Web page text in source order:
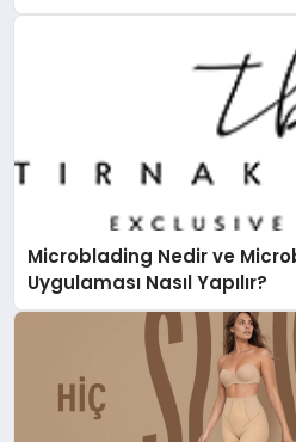
Microblading Nedir ve
Uygulaması Nasıl Yapılır?